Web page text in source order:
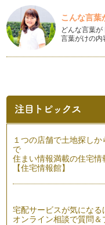
ピアノの楽しみ方「７
最近、更に自分の演奏
が強く、信頼していま
ピアノの楽しみ方「７
ピアノの楽しみ方「７
当たり前のことですが
白くもあります。 ピア
ピアノの楽しみ方「７
「ピアノを弾く」とい
とだけに捉われる方が
ピアノの楽しみ方「７
今、子どもたちはとて
な時代をひしひしと感
こんな言葉
どんな言葉が
言葉がけの内
１つの店舗で土地探し
で
住まい情報満載の住宅情
【住宅情報館】
宅配サービスが気になる
オンライン相談で質問